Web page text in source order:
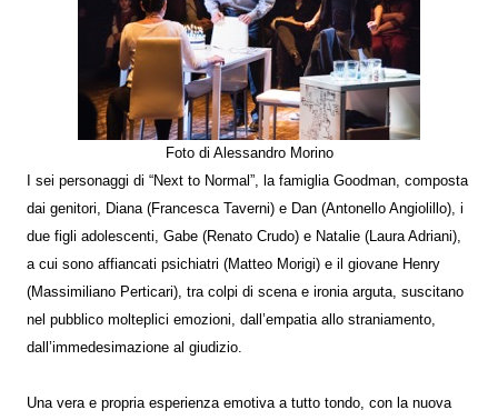
Foto di Alessandro Morino
I sei personaggi di “Next to Normal”, la famiglia Goodman, composta
dai genitori, Diana (Francesca Taverni) e Dan (Antonello Angiolillo), i
due figli adolescenti, Gabe (Renato Crudo) e Natalie (Laura Adriani),
a cui sono affiancati psichiatri (Matteo Morigi) e il giovane Henry
(Massimiliano Perticari), tra colpi di scena e ironia arguta, suscitano
nel pubblico molteplici emozioni, dall’empatia allo straniamento,
dall’immedesimazione al giudizio.
Una vera e propria esperienza emotiva a tutto tondo, con la nuova